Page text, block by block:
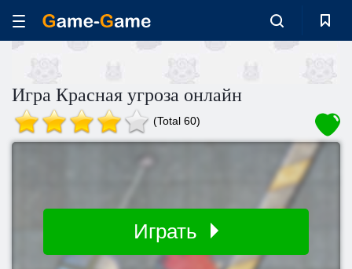
Игра Красная угроза онлайн
(Total 60)
Играть